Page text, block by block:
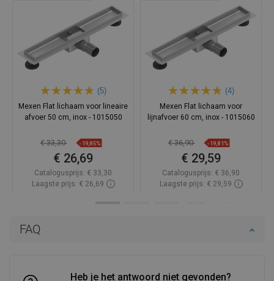
FAQ
Heb je het antwoord niet gevonden?
(5)
Mexen Flat lichaam voor lineaire
afvoer 50 cm, inox - 1015050
€ 33,30 -19,85%
€ 26,69
Catalogusprijs: € 33,30
Laagste prijs: € 26,69
(4)
Mexen Flat lichaam voor
lijnafvoer 60 cm, inox - 1015060
€ 36,90 -19,81%
€ 29,59
Catalogusprijs: € 36,90
Laagste prijs: € 29,59